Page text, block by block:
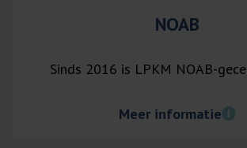
NOAB
Sinds 2016 is LPKM NOAB-
Meer informatie